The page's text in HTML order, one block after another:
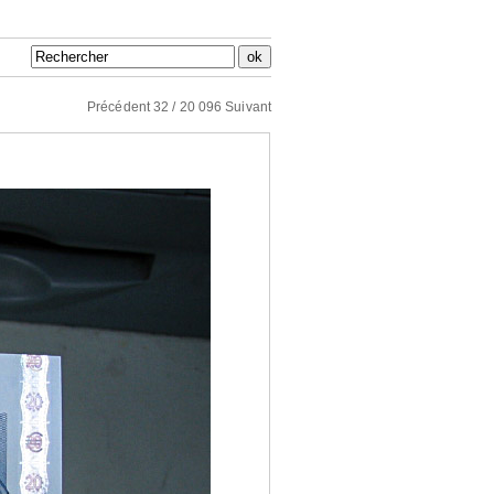
Précédent32 / 20 096Suivant